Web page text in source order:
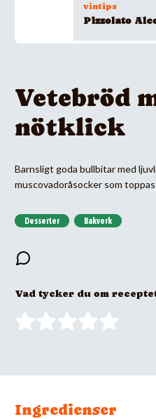
vintips
Pizzolato
Vetebröd
nötklick
Barnsligt goda bullbitar med
muscovadoråsocker som
Desserter Bakverk
Vad tycker du om
Ingredienser